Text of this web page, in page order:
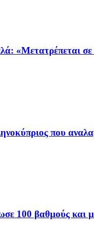
«Μετατρέπεται σε
που
100 βαθμούς και